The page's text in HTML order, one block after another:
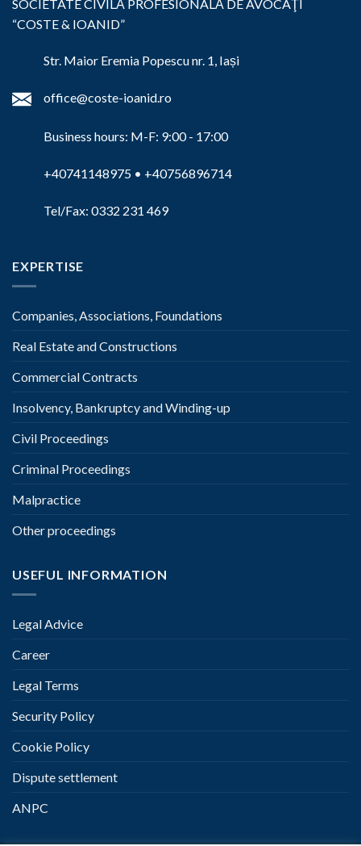
SOCIETATE CIVILĂ PROFESIONALĂ DE AVOCAŢI
“COSTE & IOANID”
Str. Maior Eremia Popescu nr. 1, Iași
office@coste-ioanid.ro
Business hours: M-F: 9:00 - 17:00
+40741148975 • +40756896714
Tel/Fax: 0332 231 469
EXPERTISE
Companies, Associations, Foundations
Real Estate and Constructions
Commercial Contracts
Insolvency, Bankruptcy and Winding-up
Civil Proceedings
Criminal Proceedings
Malpractice
Other proceedings
USEFUL INFORMATION
Legal Advice
Career
Legal Terms
Security Policy
Cookie Policy
Dispute settlement
ANPC